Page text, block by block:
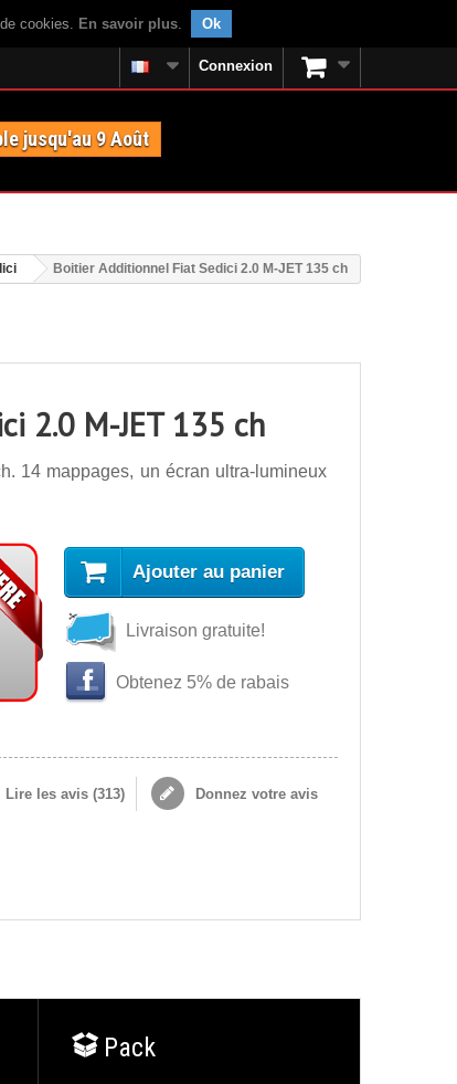
cookies. En savoir plus. Ok
Connexion
jusqu'au 9 Août
Boitier Additionnel Fiat Sedici 2.0 M-JET 135 ch
2.0 M-JET 135 ch
14 mappages, un écran ultra-lumineux
Ajouter au panier
Livraison gratuite!
Obtenez 5% de rabais
Lire les avis (313) Donnez votre avis
Pack